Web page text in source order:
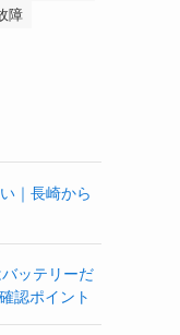
障
｜長崎から
ッテリーだ
認ポイント